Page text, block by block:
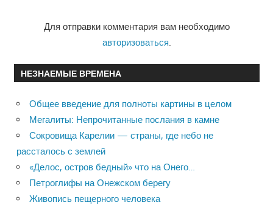
Для отправки комментария вам необходимо
авторизоваться
НЕЗНАЕМЫЕ ВРЕМЕНА
Общее введение для полноты картины в целом
Мегалиты: Непрочитанные послания в камне
Сокровища Карелии — страны, где небо не
рассталось с землей
«Делос, остров бедный» что на Онего…
Петроглифы на Онежском берегу
Живопись пещерного человека